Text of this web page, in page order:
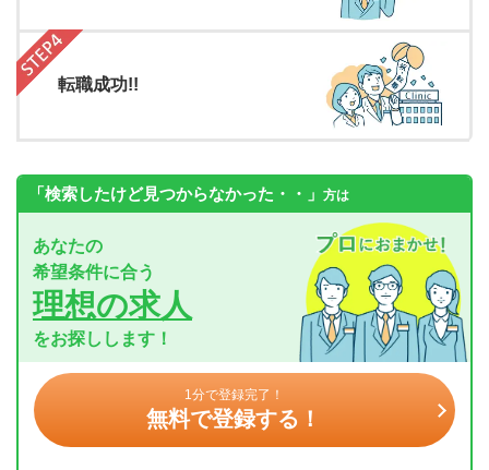
転職成功!!
「検索したけど見つからなかった・・」 方は
あなたの
希望条件に合う
理想の求人
をお探しします！
1分で登録完了！
無料で登録する！